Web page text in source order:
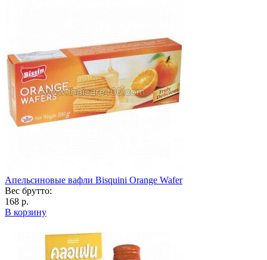
Апельсиновые вафли Bisquini Orange Wafer
Вес брутто:
168 р.
В корзину